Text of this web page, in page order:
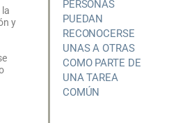
PERSONAS
PUEDAN
RECONOCERSE
UNAS A OTRAS
COMO PARTE DE
UNA TAREA
COMÚN
la
y